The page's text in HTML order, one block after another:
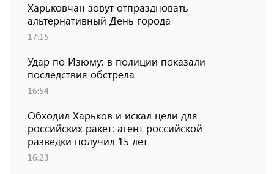
Харьковчан зовут отпраздновать
альтернативный День города
17:15
Удар по Изюму: в полиции показали
последствия обстрела
16:54
Обходил Харьков и искал цели для
российских ракет: агент российской
разведки получил 15 лет
16:23